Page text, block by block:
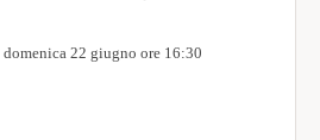
22 giugno ore 16:30